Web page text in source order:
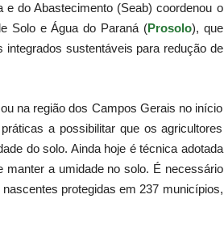
do Abastecimento (Seab) coordenou o
Solo e Água do Paraná (Prosolo), que
sustentáveis para redução de
na região dos Campos Gerais no início
a possibilitar que os agricultores
do solo. Ainda hoje é técnica adotada
a umidade no solo. É necessário
protegidas em 237 municípios,